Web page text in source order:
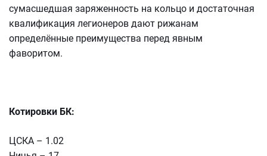
сумасшедшая заряженность на кольцо и достаточная
квалификация легионеров дают рижанам
определённые преимущества перед явным
фаворитом.
Котировки БК:
ЦСКА – 1.02